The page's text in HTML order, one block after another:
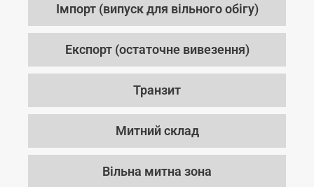
Імпорт (випуск для вільного обігу)
Експорт (остаточне вивезення)
Транзит
Митний склад
Вільна митна зона